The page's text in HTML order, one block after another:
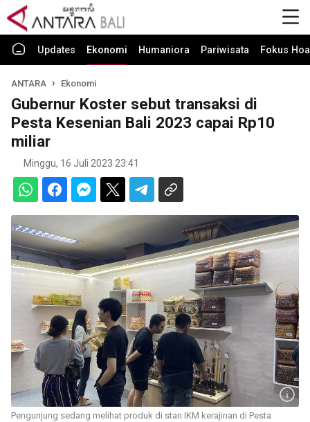
Updates Ekonomi Humaniora Pariwisata Fokus
ANTARA Ekonomi
Gubernur Koster sebut transaksi di
Pesta Kesenian Bali 2023 capai Rp10
miliar
Minggu, 16 Juli 2023 23:41
Pengunjung sedang melihat produk di stan IKM kerajinan di Pesta